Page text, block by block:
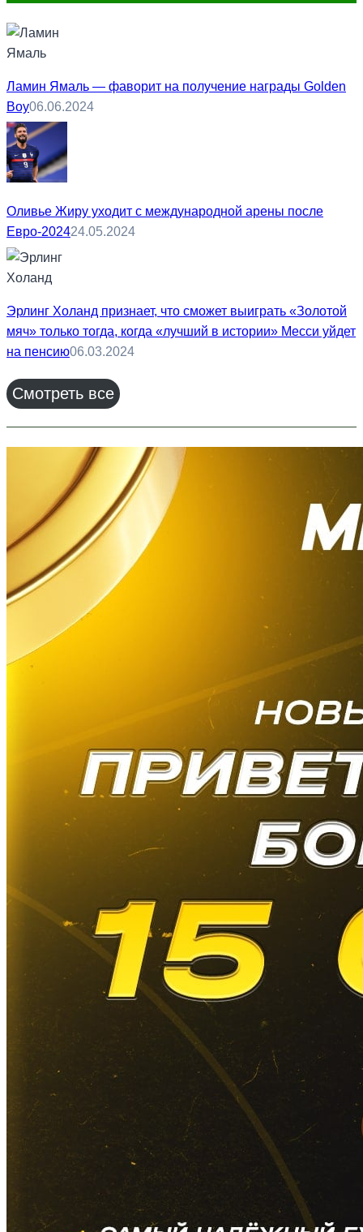
Ламин Ямаль — фаворит на получение награды Golden
Boy06.06.2024
Оливье Жиру уходит с международной арены после
Евро-202424.05.2024
Эрлинг Холанд признает, что сможет выиграть «Золотой
мяч» только тогда, когда «лучший в истории» Месси уйдет
на пенсию06.03.2024
Смотреть все